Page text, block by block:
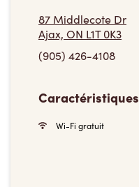
87 Middlecote Dr
Ajax, ON L1T 0K3
(905) 426-4108
Caractéristiques
Wi-Fi gratuit